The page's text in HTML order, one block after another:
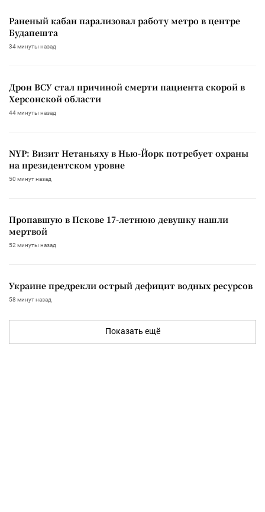
Раненый кабан парализовал работу метро в центре
Будапешта
34 минуты назад
Дрон ВСУ стал причиной смерти пациента скорой в
Херсонской области
44 минуты назад
NYP: Визит Нетаньяху в Нью-Йорк потребует охраны
на президентском уровне
50 минут назад
Пропавшую в Пскове 17-летнюю девушку нашли
мертвой
52 минуты назад
Украине предрекли острый дефицит водных ресурсов
58 минут назад
Показать ещё